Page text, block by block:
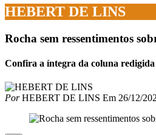
HEBERT DE LINS
Rocha sem ressentimentos
Confira a íntegra da coluna
PorHEBERT DE LINS Em 26/12/